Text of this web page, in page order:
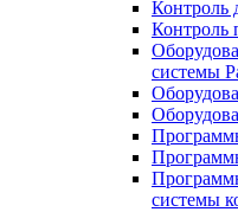
Контроль
Контроль
системы
системы